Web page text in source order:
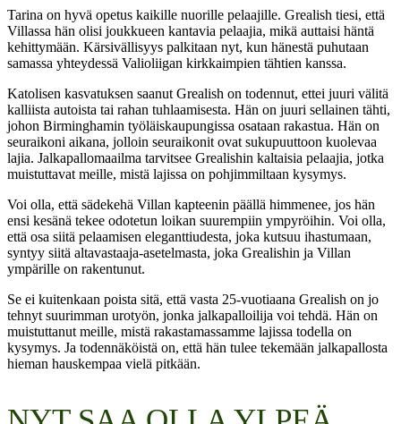
Tarina on hyvä opetus kaikille nuorille pelaajille. Grealish tiesi, että
Villassa hän olisi joukkueen kantavia pelaajia, mikä auttaisi häntä
kehittymään. Kärsivällisyys palkitaan nyt, kun hänestä puhutaan
samassa yhteydessä Valioliigan kirkkaimpien tähtien kanssa.
Katolisen kasvatuksen saanut Grealish on todennut, ettei juuri välitä
kalliista autoista tai rahan tuhlaamisesta. Hän on juuri sellainen tähti,
johon Birminghamin työläiskaupungissa osataan rakastua. Hän on
seuraikoni aikana, jolloin seuraikonit ovat sukupuuttoon kuolevaa
lajia. Jalkapallomaailma tarvitsee Grealishin kaltaisia pelaajia, jotka
muistuttavat meille, mistä lajissa on pohjimmiltaan kysymys.
Voi olla, että sädekehä Villan kapteenin päällä himmenee, jos hän
ensi kesänä tekee odotetun loikan suurempiin ympyröihin. Voi olla,
että osa siitä pelaamisen eleganttiudesta, joka kutsuu ihastumaan,
syntyy siitä altavastaaja-asetelmasta, joka Grealishin ja Villan
ympärille on rakentunut.
Se ei kuitenkaan poista sitä, että vasta 25-vuotiaana Grealish on jo
tehnyt suurimman urotyön, jonka jalkapalloilija voi tehdä. Hän on
muistuttanut meille, mistä rakastamassamme lajissa todella on
kysymys. Ja todennäköistä on, että hän tulee tekemään jalkapallosta
hieman hauskempaa vielä pitkään.